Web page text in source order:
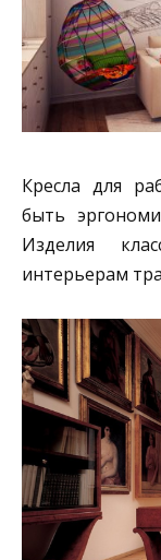
Кресла для
быть
Изделия
интерьерам